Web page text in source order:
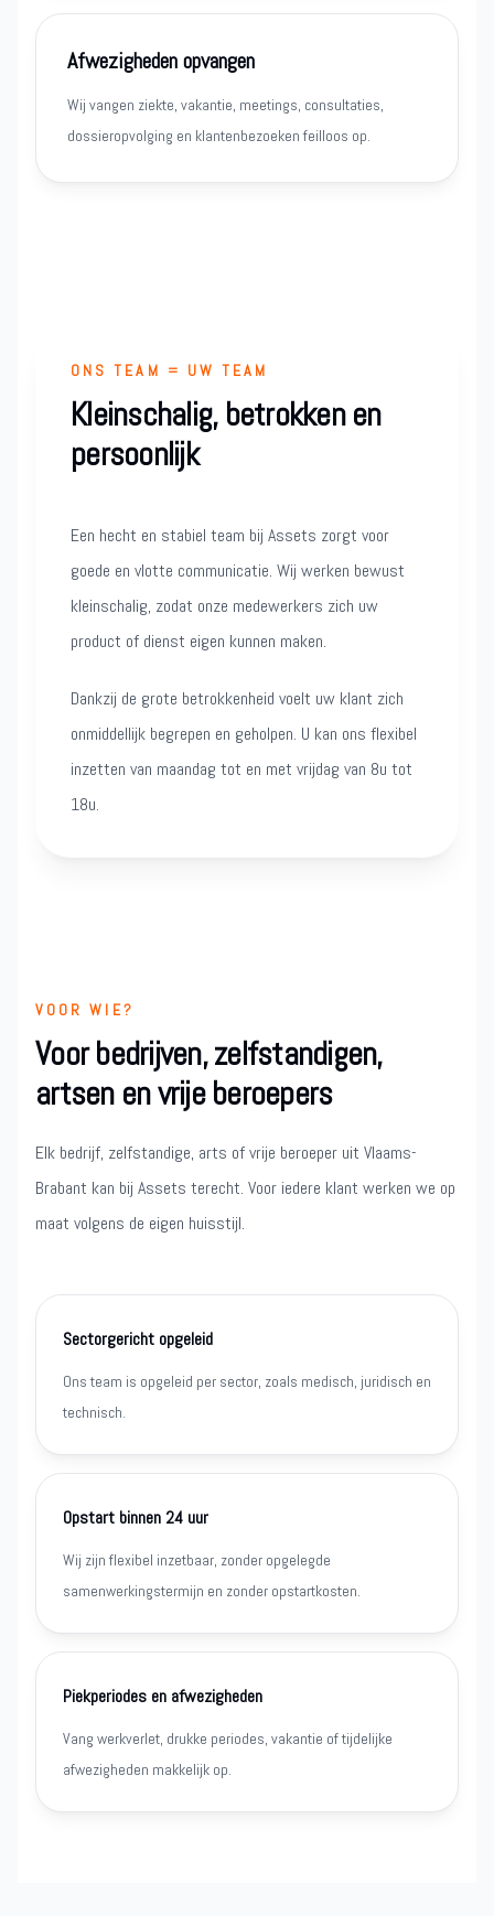
Afwezigheden opvangen
Wij vangen ziekte, vakantie, meetings, consultaties,
dossieropvolging en klantenbezoeken feilloos op.
ONS TEAM = UW TEAM
Kleinschalig, betrokken en
persoonlijk
Een hecht en stabiel team bij Assets zorgt voor
goede en vlotte communicatie. Wij werken bewust
kleinschalig, zodat onze medewerkers zich uw
product of dienst eigen kunnen maken.
Dankzij de grote betrokkenheid voelt uw klant zich
onmiddellijk begrepen en geholpen. U kan ons flexibel
inzetten van maandag tot en met vrijdag van 8u tot
18u.
VOOR WIE?
Voor bedrijven, zelfstandigen,
artsen en vrije beroepers
Elk bedrijf, zelfstandige, arts of vrije beroeper uit Vlaams-
Brabant kan bij Assets terecht. Voor iedere klant werken we op
maat volgens de eigen huisstijl.
Sectorgericht opgeleid
Ons team is opgeleid per sector, zoals medisch, juridisch en
technisch.
Opstart binnen 24 uur
Wij zijn flexibel inzetbaar, zonder opgelegde
samenwerkingstermijn en zonder opstartkosten.
Piekperiodes en afwezigheden
Vang werkverlet, drukke periodes, vakantie of tijdelijke
afwezigheden makkelijk op.